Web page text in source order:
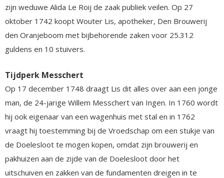
zijn weduwe Alida Le Roij de zaak publiek veilen. Op 27
oktober 1742 koopt Wouter Lis, apotheker, Den Brouwerij
den Oranjeboom met bijbehorende zaken voor 25.312
guldens en 10 stuivers.
Tijdperk Messchert
Op 17 december 1748 draagt Lis dit alles over aan een jonge
man, de 24-jarige Willem Messchert van Ingen. In 1760 wordt
hij ook eigenaar van een wagenhuis met stal en in 1762
vraagt hij toestemming bij de Vroedschap om een stukje van
de Doelesloot te mogen kopen, omdat zijn brouwerij en
pakhuizen aan de zijde van de Doelesloot door het
uitschuiven en zakken van de fundamenten dreigen in te